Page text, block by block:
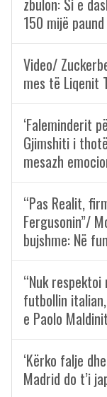
zbulon: Si e
150 mijë
Video/
mes të Liqenit
‘Faleminderit
Gjimshiti i
mesazh
“Pas Realit,
Fergusonin”/
bujshme: Në
“Nuk
futbollin
e Paolo Maldinit
‘Kërko falje
Madrid do t’i